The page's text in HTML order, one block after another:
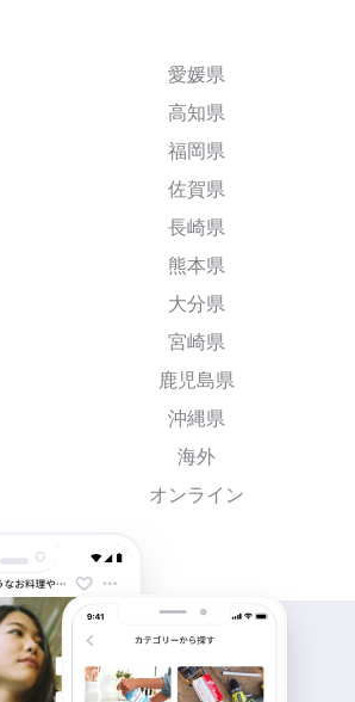
愛媛県
高知県
福岡県
佐賀県
長崎県
熊本県
大分県
宮崎県
鹿児島県
沖縄県
海外
オンライン